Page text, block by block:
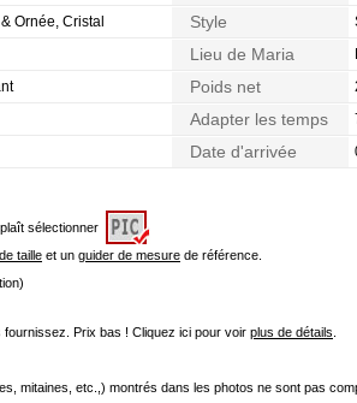
Ornée, Cristal Style
Lieu de Maria
Poids net
Adapter les temps
Date d'arrivée
sélectionner
taille et un guider de mesure de référence.
Prix bas ! Cliquez ici pour voir plus de détails
mitaines, etc.,) montrés dans les photos ne sont pas